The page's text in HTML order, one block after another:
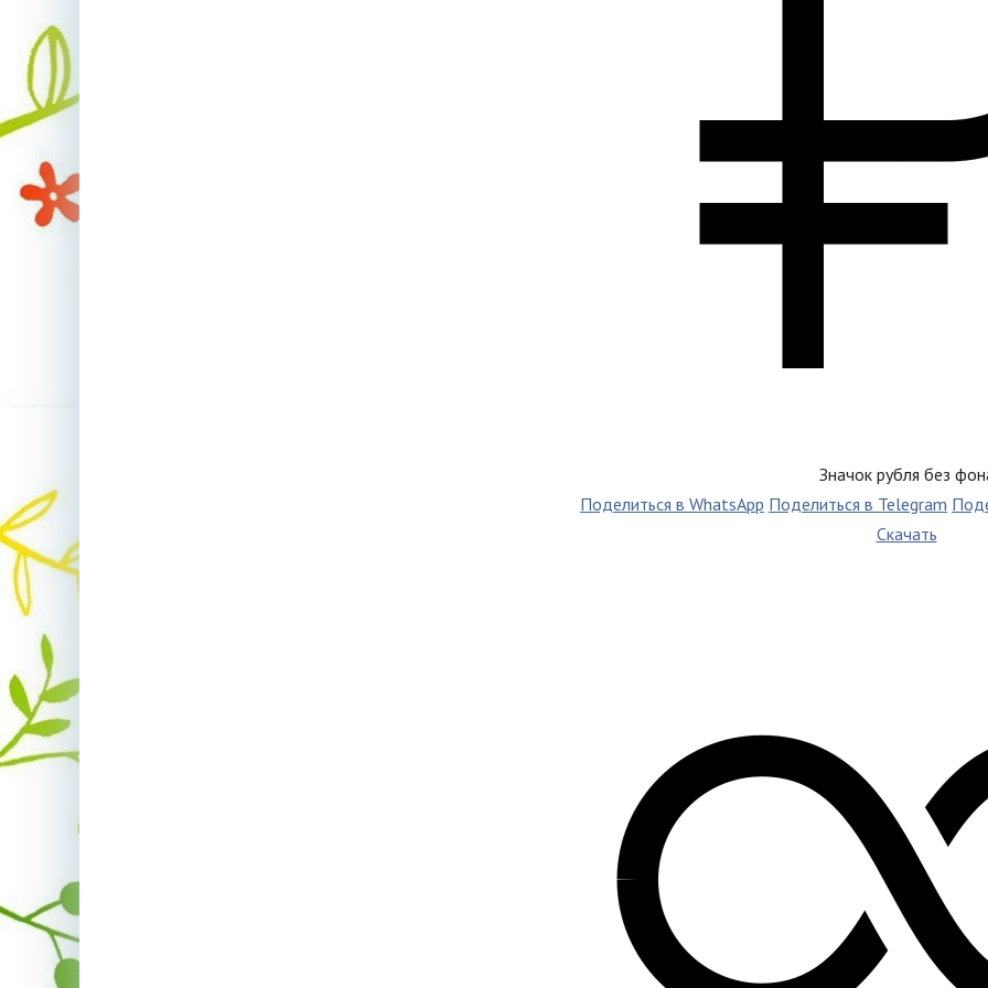
Значок рубля без
Поделиться в WhatsApp Поделиться в Telegram
Скачать